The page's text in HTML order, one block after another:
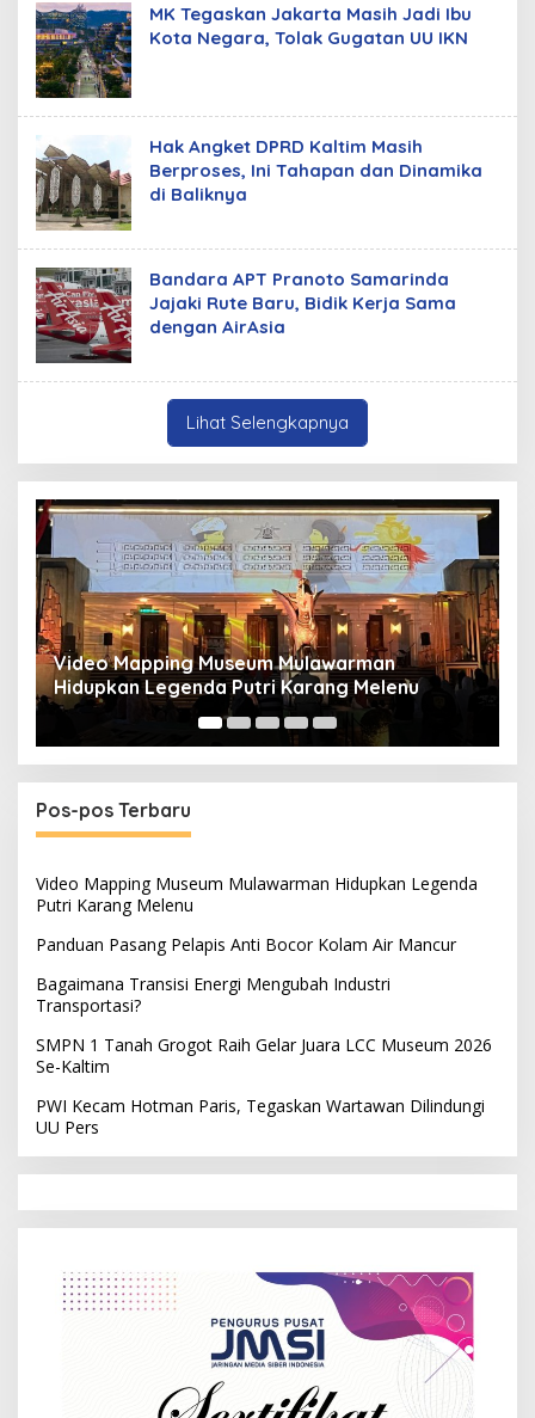
MK Tegaskan Jakarta Masih Jadi Ibu
Kota Negara, Tolak Gugatan UU IKN
Hak Angket DPRD Kaltim Masih
Berproses, Ini Tahapan dan Dinamika
di Baliknya
Bandara APT Pranoto Samarinda
Jajaki Rute Baru, Bidik Kerja Sama
dengan AirAsia
Lihat Selengkapnya
Melenu
Panduan Pasang Pelapis Anti
Mancur
Pos-pos Terbaru
Video Mapping Museum Mulawarman Hidupkan Legenda
Putri Karang Melenu
Panduan Pasang Pelapis Anti Bocor Kolam Air Mancur
Bagaimana Transisi Energi Mengubah Industri
Transportasi?
SMPN 1 Tanah Grogot Raih Gelar Juara LCC Museum 2026
Se-Kaltim
PWI Kecam Hotman Paris, Tegaskan Wartawan Dilindungi
UU Pers